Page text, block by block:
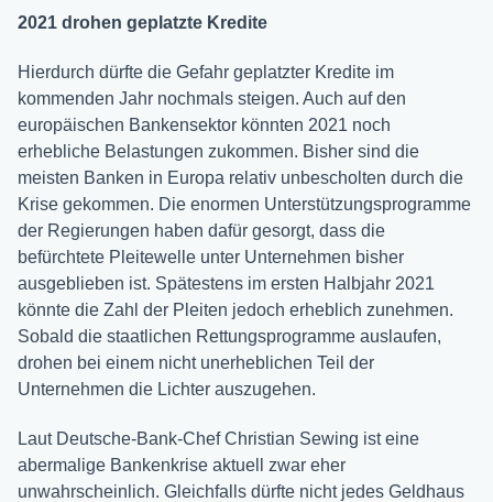
2021 drohen geplatzte Kredite
Hierdurch dürfte die Gefahr geplatzter Kredite im
kommenden Jahr nochmals steigen. Auch auf den
europäischen Bankensektor könnten 2021 noch
erhebliche Belastungen zukommen. Bisher sind die
meisten Banken in Europa relativ unbescholten durch die
Krise gekommen. Die enormen Unterstützungsprogramme
der Regierungen haben dafür gesorgt, dass die
befürchtete Pleitewelle unter Unternehmen bisher
ausgeblieben ist. Spätestens im ersten Halbjahr 2021
könnte die Zahl der Pleiten jedoch erheblich zunehmen.
Sobald die staatlichen Rettungsprogramme auslaufen,
drohen bei einem nicht unerheblichen Teil der
Unternehmen die Lichter auszugehen.
Laut Deutsche-Bank-Chef Christian Sewing ist eine
abermalige Bankenkrise aktuell zwar eher
unwahrscheinlich. Gleichfalls dürfte nicht jedes Geldhaus